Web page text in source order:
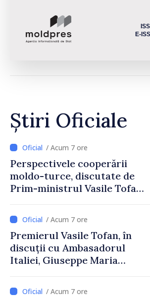
E-
Știri Oficiale
/ Acum 7 ore
Perspectivele cooperării
moldo-turce, discutate de
Prim-ministrul Vasile Tofan
Uygar Mustafa Sertel
/ Acum 7 ore
Premierul Vasile Tofan, în
discuții cu Ambasadorul
Italiei, Giuseppe Maria
/ Acum 7 ore